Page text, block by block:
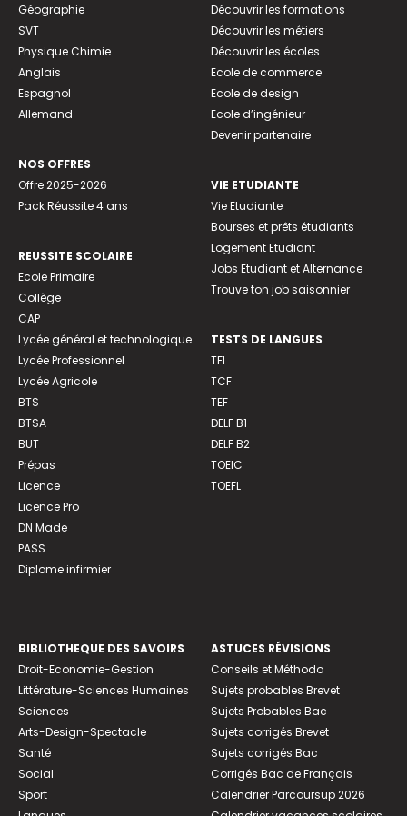
Géographie
SVT
Physique Chimie
Anglais
Espagnol
Allemand
NOS OFFRES
Offre 2025-2026
Pack Réussite 4 ans
REUSSITE SCOLAIRE
Ecole Primaire
Collège
CAP
Lycée général et technologique
Lycée Professionnel
Lycée Agricole
BTS
BTSA
BUT
Prépas
Licence
Licence Pro
DN Made
PASS
Diplome infirmier
Découvrir les formations
Découvrir les métiers
Découvrir les écoles
Ecole de commerce
Ecole de design
Ecole d’ingénieur
Devenir partenaire
VIE ETUDIANTE
Vie Etudiante
Bourses et prêts étudiants
Logement Etudiant
Jobs Etudiant et Alternance
Trouve ton job saisonnier
TESTS DE LANGUES
TFI
TCF
TEF
DELF B1
DELF B2
TOEIC
TOEFL
BIBLIOTHEQUE DES SAVOIRS
Droit-Economie-Gestion
Littérature-Sciences Humaines
Sciences
Arts-Design-Spectacle
Santé
Social
Sport
ASTUCES RÉVISIONS
Conseils et Méthodo
Sujets probables Brevet
Sujets Probables Bac
Sujets corrigés Brevet
Sujets corrigés Bac
Corrigés Bac de Français
Calendrier Parcoursup 2026